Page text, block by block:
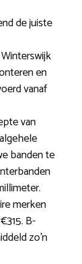
de juiste
en
vanaf
van
banden te
merken
B-
zo’n